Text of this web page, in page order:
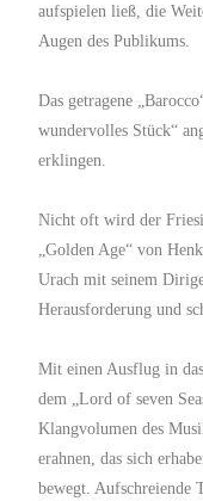
aufspielen ließ, die
Augen des Publikums.
Das getragene
wundervolles Stück“
erklingen.
Nicht oft wird der
„Golden Age“ von
Urach mit seinem
Herausforderung und
Mit einen Ausflug in
dem „Lord of seven
Klangvolumen des
erahnen, das sich
bewegt. Aufschreiende